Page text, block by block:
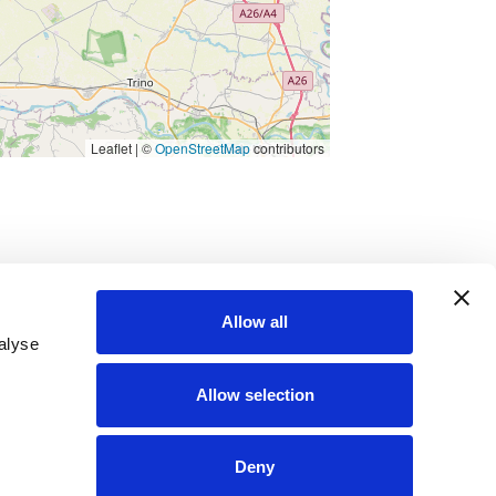
Allow all
Allow selection
Deny
Leaflet | ©OpenStreetMapcontributors
Download